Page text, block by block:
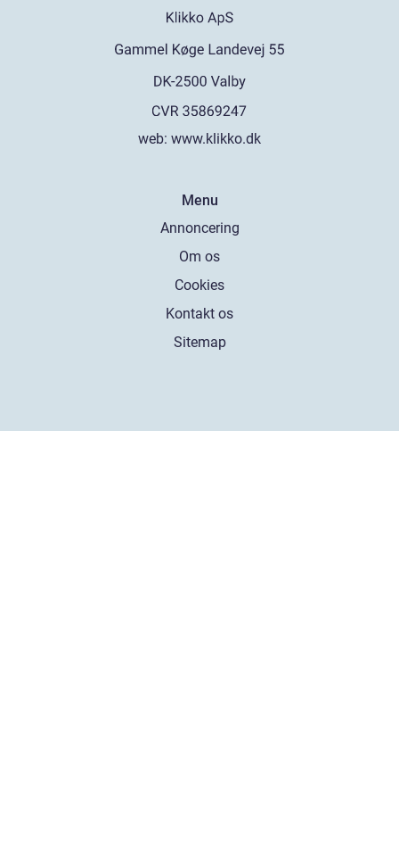
web: www.klikko.dk
Menu
Annoncering
Om os
Cookies
Kontakt os
Sitemap